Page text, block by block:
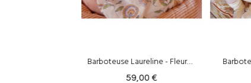
Barboteuse Laureline - Fleurs rose Barboteuse Bastille - Nude
65,00 €